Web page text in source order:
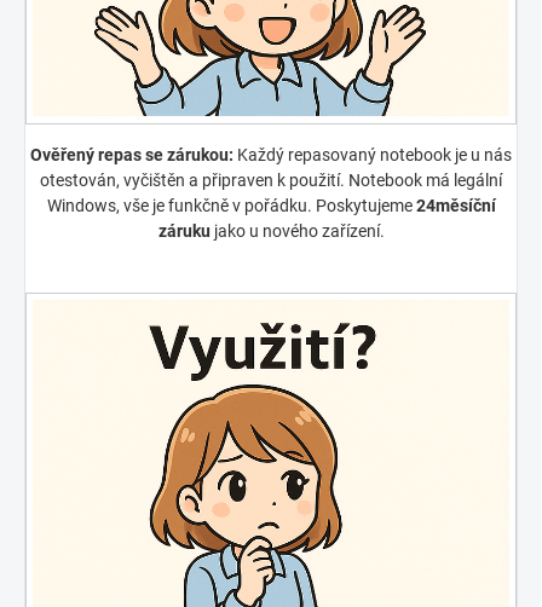
Ověřený repas se zárukou: Každý repasovaný notebook je u nás
otestován, vyčištěn a připraven k použití. Notebook má legální
Windows, vše je funkčně v pořádku. Poskytujeme24měsíční
záruku jako u nového zařízení.